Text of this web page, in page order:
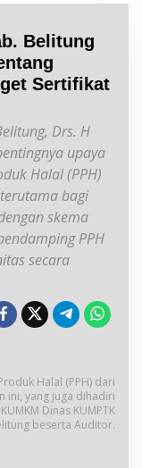
Belitung
Sertifikat
Drs. H
upaya
Halal (PPH)
bagi
skema
PPH
secara
Halal (PPH) dari
ini, yang juga dihadiri
Dinas KUMPTK
beserta Auditor.